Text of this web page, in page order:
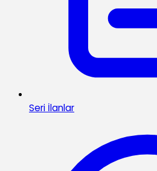
Seri İlanlar